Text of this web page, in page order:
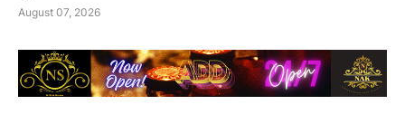
August 07, 2026